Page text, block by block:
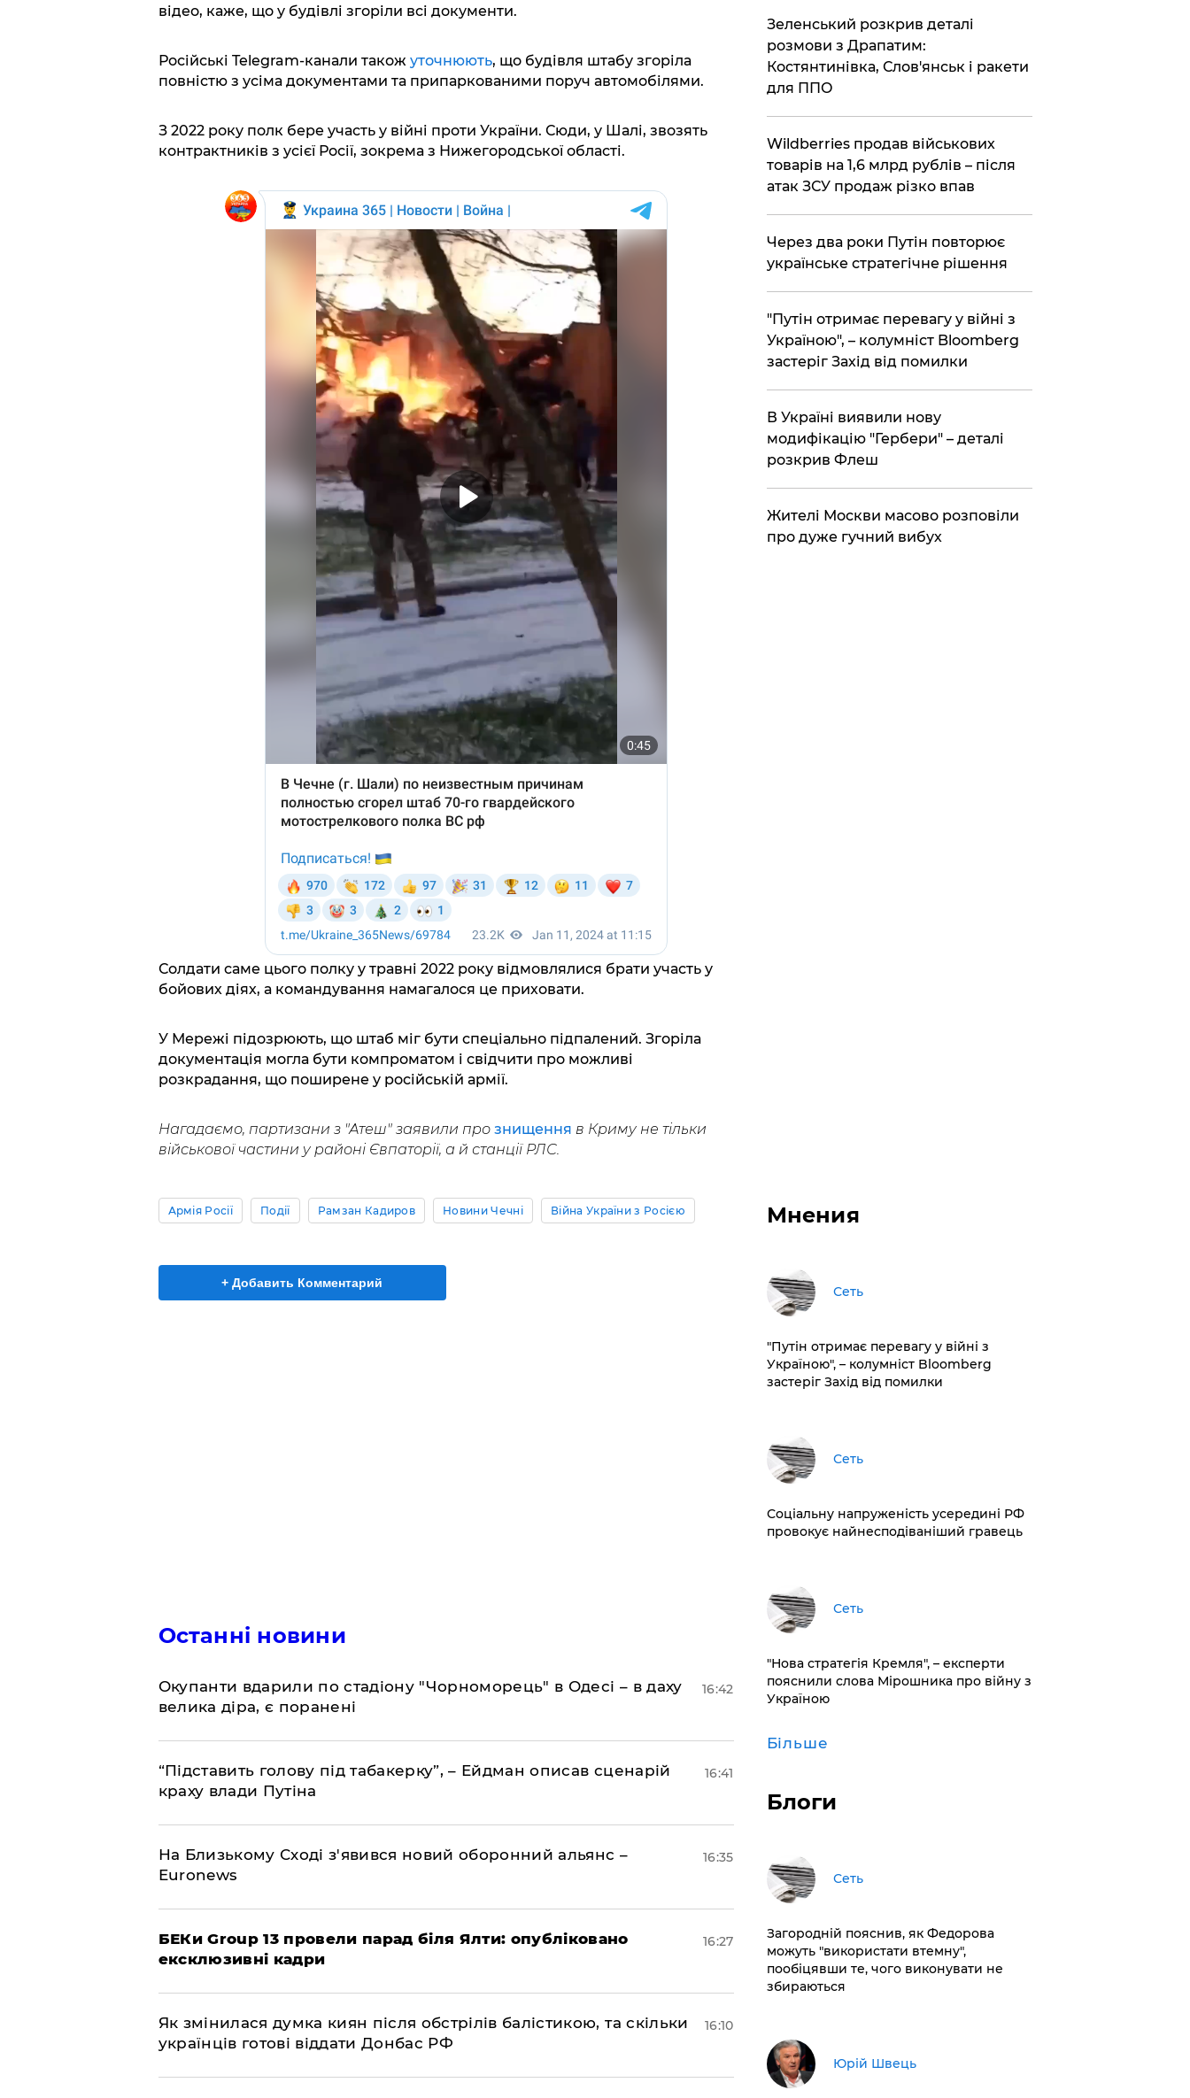
відео, каже, що у будівлі згоріли всі документи.
Російські Telegram-канали також уточнюють, що будівля штабу згоріла
повністю з усіма документами та припаркованими поруч автомобілями.
З 2022 року полк бере участь у війні проти України. Сюди, у Шалі, звозять
контрактників з усієї Росії, зокрема з Нижегородської області.
Солдати саме цього полку у травні 2022 року відмовлялися брати участь у
бойових діях, а командування намагалося це приховати.
У Мережі підозрюють, що штаб міг бути спеціально підпалений. Згоріла
документація могла бути компроматом і свідчити про можливі
розкрадання, що поширене у російській армії.
Нагадаємо, партизани з "Атеш" заявили прознищення в Криму не тільки
військової частини у районі Євпаторії, а й станції РЛС.
Армія Росії Події Рамзан Кадиров Новини Чечні Війна України з Росією
+ Добавить Комментарий
Останні новини
​Окупанти вдарили по стадіону "Чорноморець" в Одесі – в даху
велика діра, є поранені
16:42
​“Підставить голову під табакерку”, – Ейдман описав сценарій
краху влади Путіна
16:41
На Близькому Сході з'явився новий оборонний альянс –
Euronews
16:35
БЕКи Group 13 провели парад біля Ялти: опубліковано
ексклюзивні кадри
16:27
Як змінилася думка киян після обстрілів балістикою, та скільки
українців готові віддати Донбас РФ
16:10
Зеленський розкрив деталі
розмови з Драпатим:
Костянтинівка, Слов'янськ і ракети
для ППО
Wildberries продав військових
товарів на 1,6 млрд рублів – після
атак ЗСУ продаж різко впав
Через два роки Путін повторює
українське стратегічне рішення
"Путін отримає перевагу у війні з
Україною", – колумніст Bloomberg
застеріг Захід від помилки
В Україні виявили нову
модифікацію "Гербери" – деталі
розкрив Флеш
Жителі Москви масово розповіли
про дуже гучний вибух
Мнения
Сеть
"Путін отримає перевагу у війні з
Україною", – колумніст Bloomberg
застеріг Захід від помилки
Сеть
Соціальну напруженість усередині РФ
провокує найнесподіваніший гравець
Сеть
"Нова стратегія Кремля", – експерти
пояснили слова Мірошника про війну з
Україною
Більше
Блоги
Сеть
Загородній пояснив, як Федорова
можуть "використати втемну",
пообіцявши те, чого виконувати не
збираються
Юрій Швець